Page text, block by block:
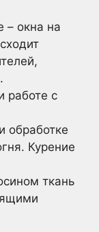
– окна на
работе с
обработке
Курение
ткань